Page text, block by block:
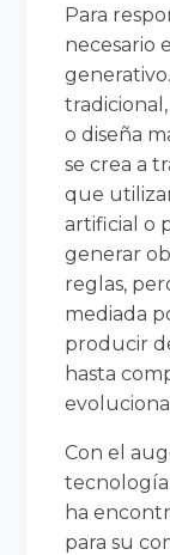
Para
necesario
o diseña
se crea a
que
artificial o
generar
reglas,
mediada
producir
hasta
Con el
ha
para su